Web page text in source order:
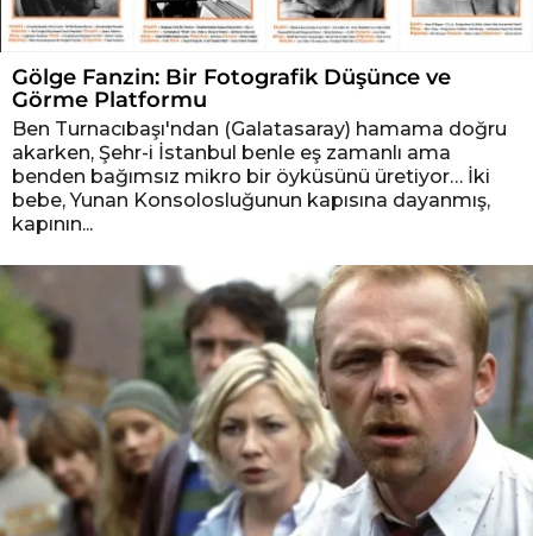
Gölge Fanzin: Bir Fotografik Düşünce ve
Görme Platformu
Ben Turnacıbaşı'ndan (Galatasaray) hamama doğru
akarken, Şehr-i İstanbul benle eş zamanlı ama
benden bağımsız mikro bir öyküsünü üretiyor… İki
bebe, Yunan Konsolosluğunun kapısına dayanmış,
kapının...